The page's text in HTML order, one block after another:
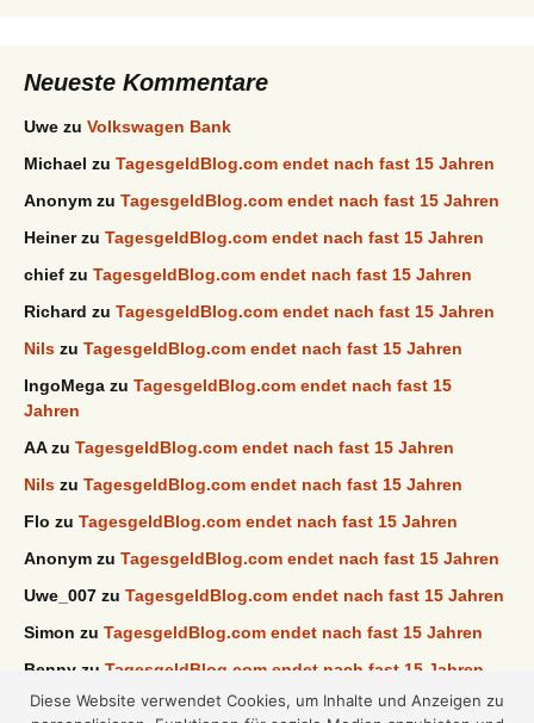
Neueste Kommentare
Uwe zu Volkswagen Bank
Michael zu TagesgeldBlog.com endet nach fast 15 Jahren
Anonym zu TagesgeldBlog.com endet nach fast 15 Jahren
Heinerzu TagesgeldBlog.com endet nach fast 15 Jahren
chief zu TagesgeldBlog.com endet nach fast 15 Jahren
Richard zu TagesgeldBlog.com endet nach fast 15 Jahren
Nils zu TagesgeldBlog.com endet nach fast 15 Jahren
IngoMega zu TagesgeldBlog.com endet nach fast 15
Jahren
AAzu TagesgeldBlog.com endet nach fast 15 Jahren
Nils zu TagesgeldBlog.com endet nach fast 15 Jahren
Flo zu TagesgeldBlog.com endet nach fast 15 Jahren
Anonym zu TagesgeldBlog.com endet nach fast 15 Jahren
Uwe_007 zu TagesgeldBlog.com endet nach fast 15 Jahren
Simon zu TagesgeldBlog.com endet nach fast 15 Jahren
Benny zu TagesgeldBlog.com endet nach fast 15 Jahren
Diese Website verwendet Cookies, um Inhalte und Anzeigen zu